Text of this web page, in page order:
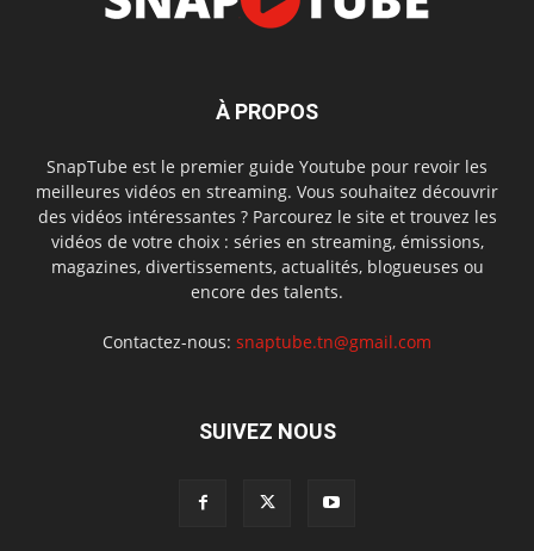
À PROPOS
SnapTube est le premier guide Youtube pour revoir les
meilleures vidéos en streaming. Vous souhaitez découvrir
des vidéos intéressantes ? Parcourez le site et trouvez les
vidéos de votre choix : séries en streaming, émissions,
magazines, divertissements, actualités, blogueuses ou
encore des talents.
Contactez-nous: snaptube.tn@gmail.com
SUIVEZ NOUS